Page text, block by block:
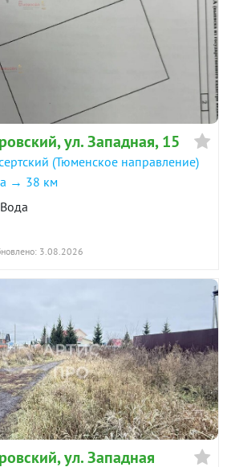
ул. Западная, 15
(Тюменское направление)
→ 38 км
Вода
3.08.2026
ул. Западная